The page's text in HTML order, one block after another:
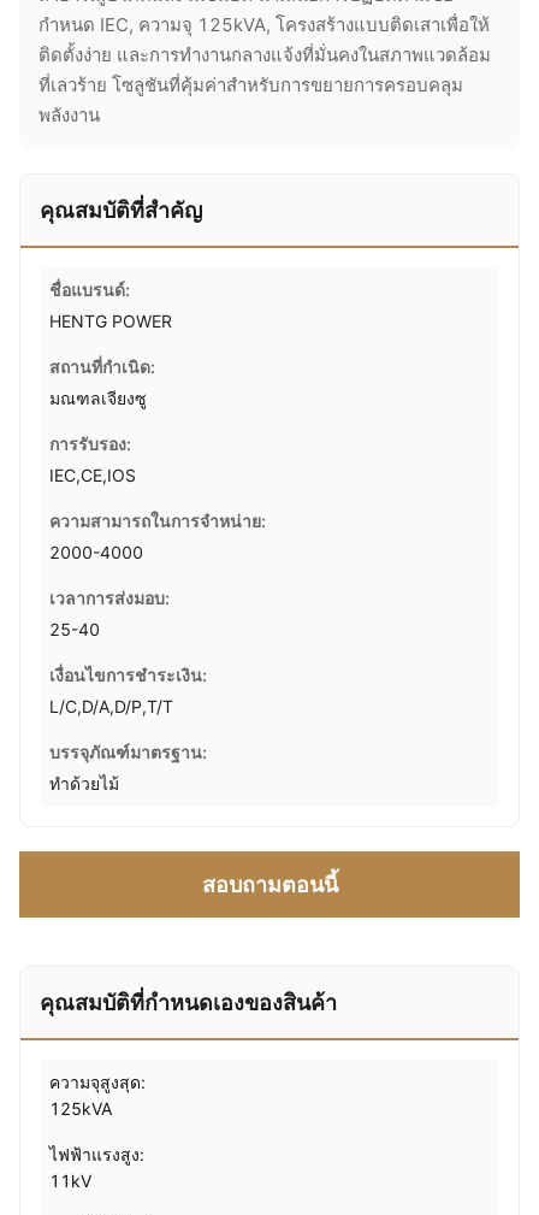
กำหนด IEC, ความจุ 125kVA, โครงสร้างแบบติดเสาเพื่อให้
ติดตั้งง่าย และการทำงานกลางแจ้งที่มั่นคงในสภาพแวดล้อม
ที่เลวร้าย โซลูชันที่คุ้มค่าสำหรับการขยายการครอบคลุม
พลังงาน
คุณสมบัติที่สำคัญ
ชื่อแบรนด์:
HENTG POWER
สถานที่กำเนิด:
มณฑลเจียงซู
การรับรอง:
IEC,CE,IOS
ความสามารถในการจําหน่าย:
2000-4000
เวลาการส่งมอบ:
25-40
เงื่อนไขการชำระเงิน:
L/C,D/A,D/P,T/T
บรรจุภัณฑ์มาตรฐาน:
ทำด้วยไม้
สอบถามตอนนี้
คุณสมบัติที่กําหนดเองของสินค้า
ความจุสูงสุด:
125kVA
ไฟฟ้าแรงสูง:
11kV